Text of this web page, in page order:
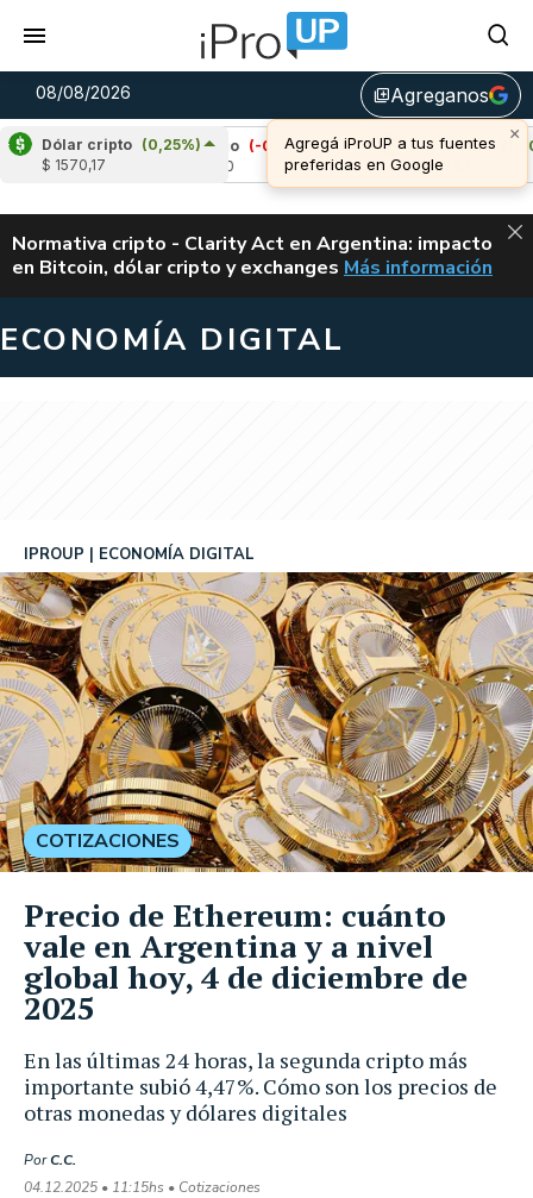
08/08/2026 library_addAgreganos
×
Agregá iProUP a tus fuentes
preferidas en Google
Dólar cripto (0,25%)
$ 1570,17
Cardano
(-0,44%)
Avalanche (1,90%)
u$s 6,52
ALERTA
Normativa cripto - Clarity Act en Argentina: impacto
en Bitcoin, dólar cripto y exchanges CLARITY ACT EN
Más información
ECONOMÍA DIGITAL
En las últimas 24 horas, la segunda cripto más
importante subió 4,47%. Cómo son los precios de
otras monedas y dólares digitales
IPROUP ECONOMÍA DIGITAL
PorC.C.
04.12.2025 • 11:15hs • Cotizaciones
COTIZACIONES
Precio de Ethereum: cuánto
vale en Argentina y a nivel
global hoy, 4 de diciembre de
2025